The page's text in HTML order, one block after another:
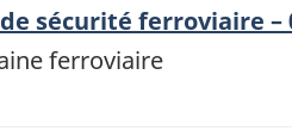
sécurité ferroviaire –
ferroviaire